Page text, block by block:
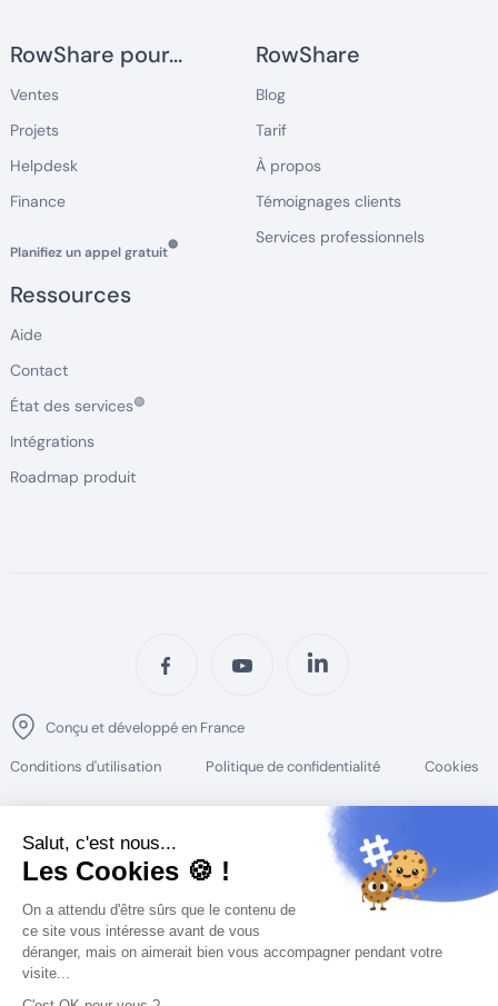
RowShare pour...
Ventes
Projets
Helpdesk
Finance
Planifiez un appel gratuit🔵
RowShare
Blog
Tarif
À propos
Témoignages clients
Services professionnels
Ressources
Aide
Contact
État des services🟢
Intégrations
Roadmap produit
Conçu et développé en France
Conditions d'utilisation Politique de confidentialité Cookies